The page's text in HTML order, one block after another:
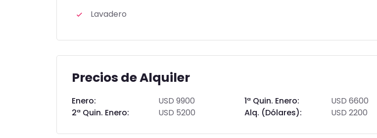
Lavadero
Precios de Alquiler
Enero: USD 9900 1ª Quin. Enero:
USD 6600
2ª Quin. Enero:
USD 5200 Alq. (Dólares): USD 2200